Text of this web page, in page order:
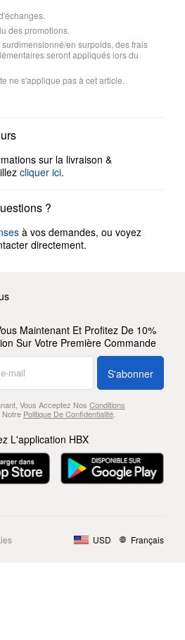
des promotions.
en surpoids, des frais
seront appliqués lors du
ne s'applique pas à cet article.
sur la livraison &
cliquer ici.
?
à vos demandes, ou voyez
directement.
Maintenant Et Profitez De 10%
Sur Votre Première Commande
S'abonner
Vous Acceptez Nos Conditions
Politique De Confidentialité.
L'application HBX
USD Français